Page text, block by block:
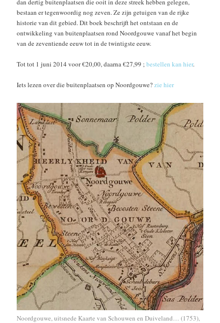
dan dertig buitenplaatsen die ooit in deze streek hebben gelegen,
bestaan er tegenwoordig nog zeven. Ze zijn getuigen van de rijke
historie van dit gebied. Dit boek beschrijft het ontstaan en de
ontwikkeling van buitenplaatsen rond Noordgouwe vanaf het begin
van de zeventiende eeuw tot in de twintigste eeuw.
Tot tot 1 juni 2014 voor €20,00, daarna €27,99 ;bestellen kan hier.
Iets lezen over die buitenplaatsen op Noordgouwe?zie hier
Noordgouwe, uitsnede Kaarte van Schouwen en Duiveland… (1753),